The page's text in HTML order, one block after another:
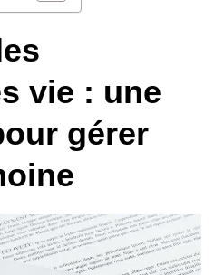
vie : une
gérer